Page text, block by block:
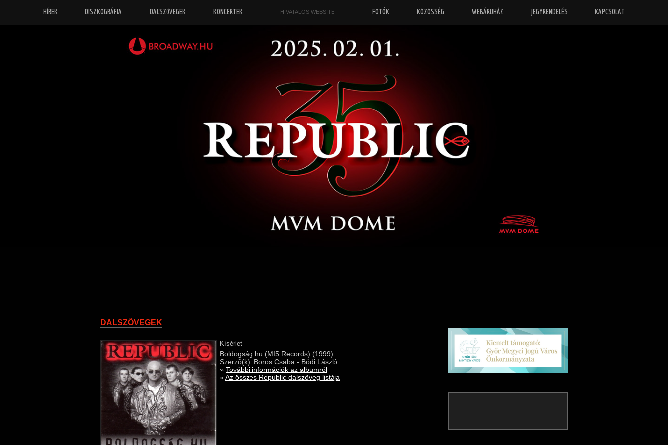
Őrizz engem ezen a világon
DALSZÖVEGEK
Kísérlet
Boldogság.hu (MI5 Records) (1999)
Szerzõ(k): Boros Csaba - Bódi László
» További információk az albumról
»Az összes Republic dalszöveg listája
HÍREK DISZKOGRÁFIA DALSZÖVEGEK KONCERTEK HIVATALOS WEBSITE FOTÓK KÖZÖSSÉG WEBÁRUHÁZ JEGYRENDELÉS KAPCSOLAT